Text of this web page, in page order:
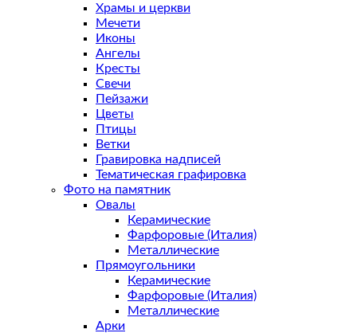
Храмы и церкви
Мечети
Иконы
Ангелы
Кресты
Свечи
Пейзажи
Цветы
Птицы
Ветки
Гравировка надписей
Тематическая графировка
Фото на памятник
Овалы
Керамические
Фарфоровые (Италия)
Металлические
Прямоугольники
Керамические
Фарфоровые (Италия)
Металлические
Арки